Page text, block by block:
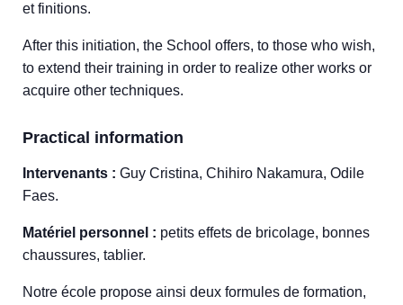
et finitions.
After this initiation, the School offers, to those who wish,
to extend their training in order to realize other works or
acquire other techniques.
Practical information
Intervenants : Guy Cristina, Chihiro Nakamura, Odile
Faes.
Matériel personnel : petits effets de bricolage, bonnes
chaussures, tablier.
Notre école propose ainsi deux formules de formation,